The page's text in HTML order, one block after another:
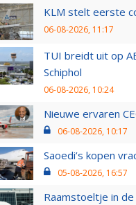
KLM stelt eerste
06-08-2026, 11:17
TUI breidt uit op
Schiphol
06-08-2026, 10:24
Nieuwe ervaren
06-08-2026, 10:17
Saoedi’s kopen
05-08-2026, 16:57
Raamstoeltje in